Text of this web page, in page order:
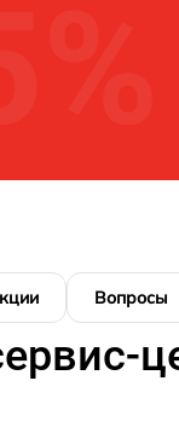
Вопросы